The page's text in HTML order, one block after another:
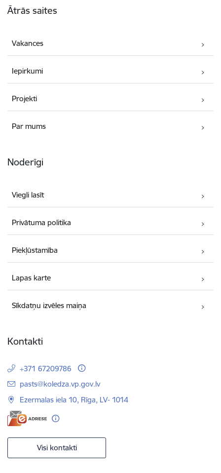
Ātrās saites
Vakances
Iepirkumi
Projekti
Par mums
Noderīgi
Viegli lasīt
Privātuma politika
Piekļūstamība
Lapas karte
Sīkdatņu izvēles maiņa
Kontakti
+371 67209786
E-pasts:
pasts@koledza.vp.gov.lv
Ezermalas iela 10, Rīga, LV- 1014
Visi kontakti